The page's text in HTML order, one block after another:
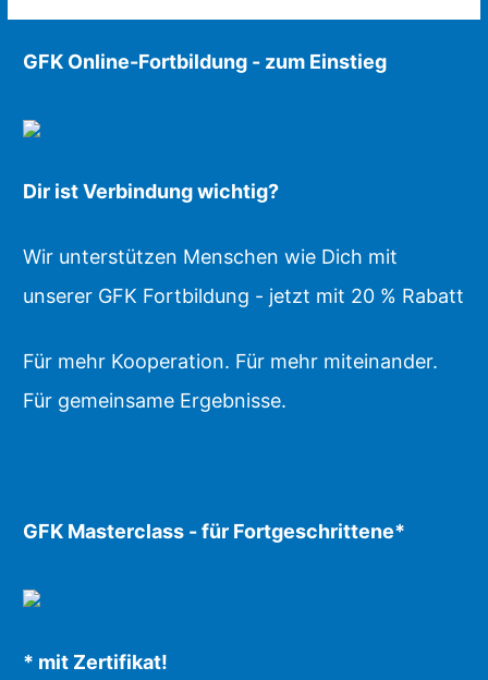
GFK Online-Fortbildung - zum Einstieg
Dir ist Verbindung wichtig?
Wir unterstützen Menschen wie Dich mit
unserer GFK Fortbildung - jetzt mit 20 % Rabatt
Für mehr Kooperation. Für mehr miteinander.
Für gemeinsame Ergebnisse.
GFK Masterclass - für Fortgeschrittene*
* mit Zertifikat!